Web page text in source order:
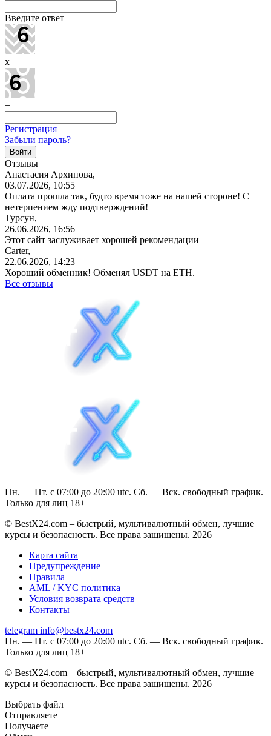
Введите ответ
x
=
Регистрация
Забыли пароль?
Отзывы
Анастасия Архипова,
03.07.2026, 10:55
Оплата прошла так, будто время тоже на нашей стороне! С
нетерпением жду подтверждений!
Турсун,
26.06.2026, 16:56
Этот сайт заслуживает хорошей рекомендации
Carter,
22.06.2026, 14:23
Хороший обменник! Обменял USDT на ETH.
Все отзывы
Пн. — Пт. с 07:00 до 20:00 utc. Сб. — Вск. свободный график.
Только для лиц 18+
© BestX24.com – быстрый, мультивалютный обмен, лучшие
курсы и безопасность. Все права защищены. 2026
Карта сайта
Предупреждение
Правила
AML / KYC политика
Условия возврата средств
Контакты
telegram info@bestx24.com
Пн. — Пт. с 07:00 до 20:00 utc. Сб. — Вск. свободный график.
Только для лиц 18+
© BestX24.com – быстрый, мультивалютный обмен, лучшие
курсы и безопасность. Все права защищены. 2026
Выбрать файл
Отправляете
Получаете